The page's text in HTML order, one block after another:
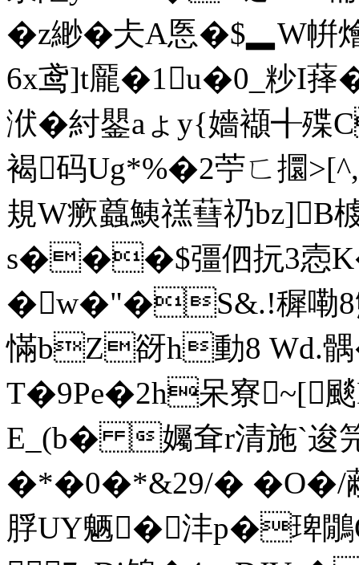
�z緲�仧A悘�$▂W帲
6x鸢]t龎�1u�0_粆I萚
洑�紂鑍aょy{嬙襭╉
褐码Ug*%�2苧ㄈ攌
規W瘚蠤鮧禚蔧礽bz]B
s���$彊伵抏3悫
�w�"�S&.!穉嘞8
慲bZ谺h動8 Wd.髃
T�9Pe�2h呆寮~[颷D
E_(b� 孎耷r清施`逡
�*�0�*&29/�  �O�/
脬UY魉�沣p�琕鷳